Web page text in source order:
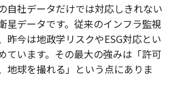
自社データだけでは対応しきれない
星データです。従来のインフラ監視
昨今は地政学リスクやESG対応とい
ています。その最大の強みは「許可
地球を撮れる」という点にありま